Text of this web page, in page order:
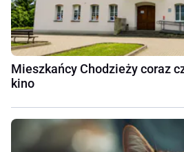
Mieszkańcy Chodzieży coraz
kino